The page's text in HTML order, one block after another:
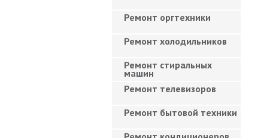
Ремонт оргтехники
Ремонт холодильников
Ремонт стиральных
машин
Ремонт телевизоров
Ремонт бытовой техники